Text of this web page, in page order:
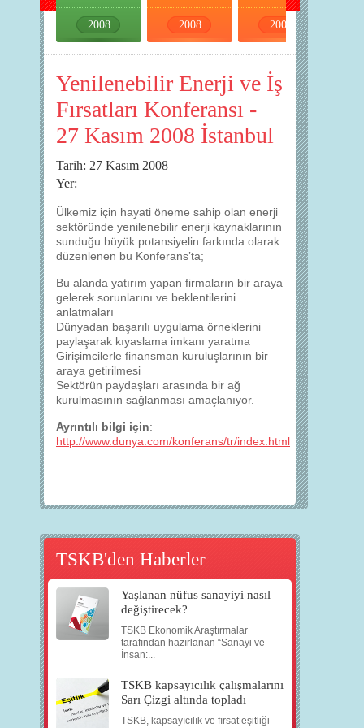
2008 2008 2008
Yenilenebilir Enerji ve İş
Fırsatları Konferansı -
27 Kasım 2008 İstanbul
Tarih: 27 Kasım 2008
Yer:
Ülkemiz için hayati öneme sahip olan enerji
sektöründe yenilenebilir enerji kaynaklarının
sunduğu büyük potansiyelin farkında olarak
düzenlenen bu Konferans’ta;
Bu alanda yatırım yapan firmaların bir araya
gelerek sorunlarını ve beklentilerini
anlatmaları
Dünyadan başarılı uygulama örneklerini
paylaşarak kıyaslama imkanı yaratma
Girişimcilerle finansman kuruluşlarının bir
araya getirilmesi
Sektörün paydaşları arasında bir ağ
kurulmasının sağlanması amaçlanıyor.
Ayrıntılı bilgi için:
http://www.dunya.com/konferans/tr/index.html
TSKB'den Haberler
Yaşlanan nüfus sanayiyi nasıl
değiştirecek?
TSKB Ekonomik Araştırmalar
tarafından hazırlanan “Sanayi ve
İnsan:...
TSKB kapsayıcılık çalışmalarını
Sarı Çizgi altında topladı
TSKB, kapsayıcılık ve fırsat eşitliği